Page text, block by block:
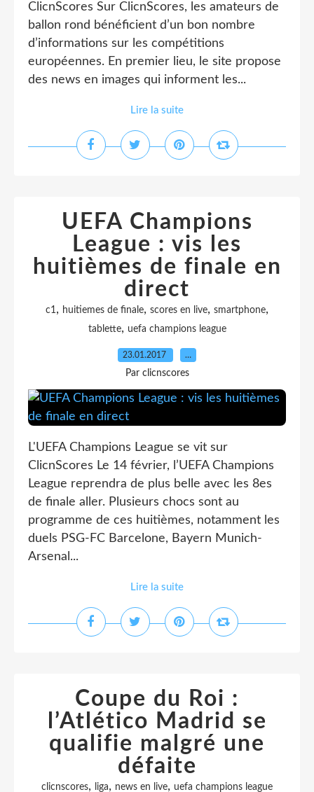
ClicnScores Sur ClicnScores, les amateurs de
ballon rond bénéficient d’un bon nombre
d’informations sur les compétitions
européennes. En premier lieu, le site propose
des news en images qui informent les...
Lire la suite
UEFA Champions
League : vis les
huitièmes de finale en
direct
c1, huitiemes de finale, scores en live, smartphone,
tablette, uefa champions league
23.01.2017 …
Par clicnscores
L'UEFA Champions League se vit sur
ClicnScores Le 14 février, l’UEFA Champions
League reprendra de plus belle avec les 8es
de finale aller. Plusieurs chocs sont au
programme de ces huitièmes, notamment les
duels PSG-FC Barcelone, Bayern Munich-
Arsenal...
Lire la suite
Coupe du Roi :
l’Atlético Madrid se
qualifie malgré une
défaite
clicnscores, liga, news en live, uefa champions league